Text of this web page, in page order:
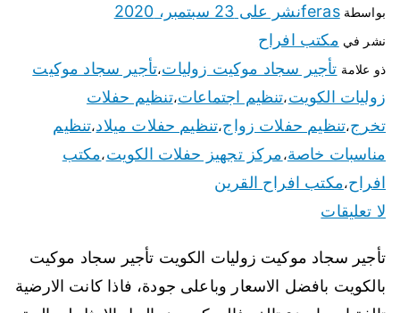
بواسطةferasنشر على 23 سبتمبر، 2020
نشر في مكتب افراح
ذو علامة تأجير سجاد موكيت زوليات،تأجير سجاد موكيت
زوليات الكويت،تنظيم اجتماعات،تنظيم حفلات
تخرج،تنظيم حفلات زواج،تنظيم حفلات ميلاد،تنظيم
مناسبات خاصة،مركز تجهيز حفلات الكويت،مكتب
افراح،مكتب افراح القرين
لا تعليقات
تأجير سجاد موكيت زوليات الكويت تأجير سجاد موكيت
بالكويت بافضل الاسعار وباعلى جودة، فاذا كانت الارضية